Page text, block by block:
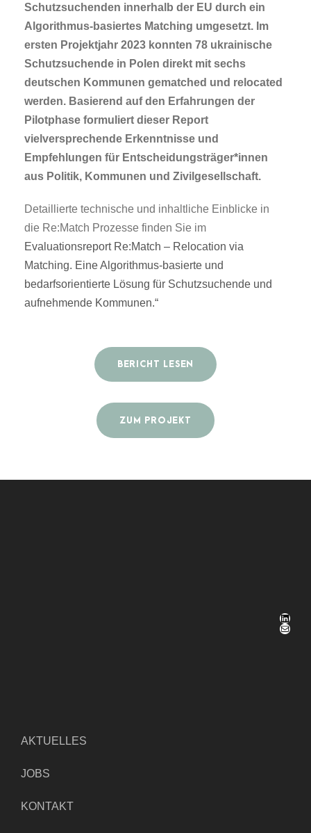
Schutzsuchenden innerhalb der EU durch ein
Algorithmus-basiertes Matching umgesetzt. Im
ersten Projektjahr 2023 konnten 78 ukrainische
Schutzsuchende in Polen direkt mit sechs
deutschen Kommunen gematched und relocated
werden. Basierend auf den Erfahrungen der
Pilotphase formuliert dieser Report
vielversprechende Erkenntnisse und
Empfehlungen für Entscheidungsträger*innen
aus Politik, Kommunen und Zivilgesellschaft.
Detaillierte technische und inhaltliche Einblicke in
die Re:Match Prozesse finden Sie im
Evaluationsreport Re:Match – Relocation via
Matching. Eine Algorithmus-basierte und
bedarfsorientierte Lösung für Schutzsuchende und
aufnehmende Kommunen.“
BERICHT LESEN
ZUM PROJEKT
LinkedIn
E-Mail
AKTUELLES
JOBS
KONTAKT